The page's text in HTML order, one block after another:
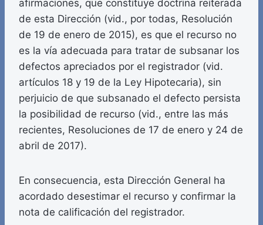
afirmaciones, que constituye doctrina reiterada
de esta Dirección (vid., por todas, Resolución
de 19 de enero de 2015), es que el recurso no
es la vía adecuada para tratar de subsanar los
defectos apreciados por el registrador (vid.
artículos 18 y 19 de la Ley Hipotecaria), sin
perjuicio de que subsanado el defecto persista
la posibilidad de recurso (vid., entre las más
recientes, Resoluciones de 17 de enero y 24 de
abril de 2017).
En consecuencia, esta Dirección General ha
acordado desestimar el recurso y confirmar la
nota de calificación del registrador.